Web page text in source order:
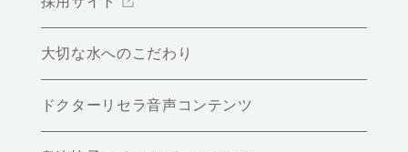
大切な水へのこだわり
ドクターリセラ音声コンテンツ